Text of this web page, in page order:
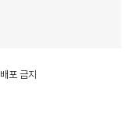
포 금지